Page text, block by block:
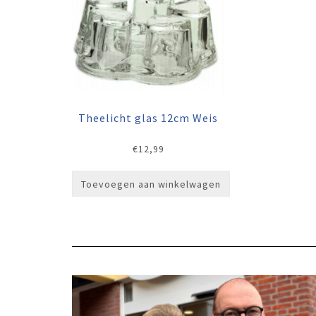
Theelicht glas 12cm Weis
€12,99
Toevoegen aan winkelwagen